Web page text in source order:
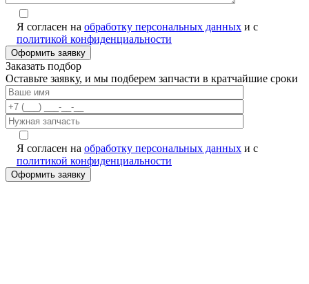
Я согласен на обработку персональных данных и с
политикой конфиденциальности
Заказать подбор
Оставьте заявку, и мы подберем запчасти в кратчайшие сроки
Я согласен на обработку персональных данных и с
политикой конфиденциальности